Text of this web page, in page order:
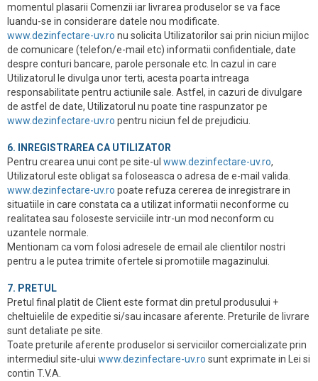
momentul plasarii Comenzii iar livrarea produselor se va face
luandu-se in considerare datele nou modificate.
www.dezinfectare-uv.ro nu solicita Utilizatorilor sai prin niciun mijloc
de comunicare (telefon/e-mail etc) informatii confidentiale, date
despre conturi bancare, parole personale etc. In cazul in care
Utilizatorul le divulga unor terti, acesta poarta intreaga
responsabilitate pentru actiunile sale. Astfel, in cazuri de divulgare
de astfel de date, Utilizatorul nu poate tine raspunzator pe
www.dezinfectare-uv.ro pentru niciun fel de prejudiciu.
6. INREGISTRAREA CA UTILIZATOR
Pentru crearea unui cont pe site-ul www.dezinfectare-uv.ro,
Utilizatorul este obligat sa foloseasca o adresa de e-mail valida.
www.dezinfectare-uv.ro poate refuza cererea de inregistrare in
situatiile in care constata ca a utilizat informatii neconforme cu
realitatea sau foloseste serviciile intr-un mod neconform cu
uzantele normale.
Mentionam ca vom folosi adresele de email ale clientilor nostri
pentru a le putea trimite ofertele si promotiile magazinului.
7. PRETUL
Pretul final platit de Client este format din pretul produsului +
cheltuielile de expeditie si/sau incasare aferente. Preturile de livrare
sunt detaliate pe site.
Toate preturile aferente produselor si serviciilor comercializate prin
intermediul site-ului www.dezinfectare-uv.ro sunt exprimate in Lei si
contin T.V.A.